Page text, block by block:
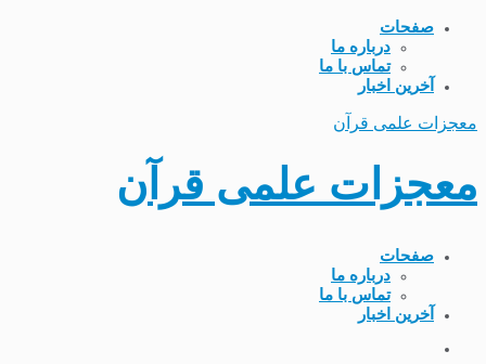
صفحات
درباره ما
تماس با ما
آخرین اخبار
معجزات علمی قرآن
معجزات علمی قرآن
صفحات
درباره ما
تماس با ما
آخرین اخبار